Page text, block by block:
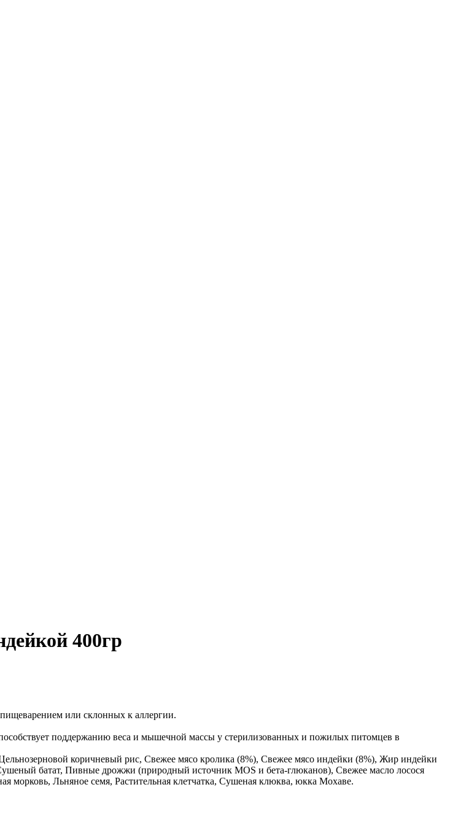
400гр
или склонных к аллергии.
поддержанию веса и мышечной массы у стерилизованных и пожилых питомцев в
коричневый рис, Свежее мясо кролика (8%), Свежее мясо индейки (8%), Жир индейки
батат, Пивные дрожжи (природный источник MOS и бета-глюканов), Свежее масло лосося
Льняное семя, Растительная клетчатка, Сушеная клюква, юкка Мохаве.